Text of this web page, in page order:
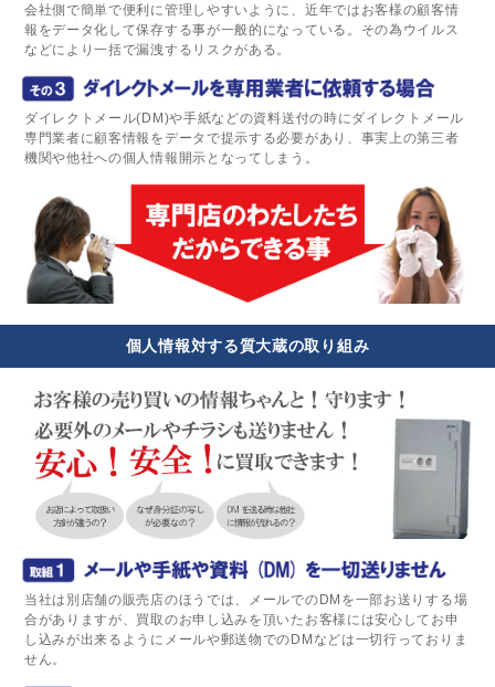
会社側で簡単で便利に管理しやすいように、近年ではお客様の顧客情
報をデータ化して保存する事が一般的になっている。その為ウイルス
などにより一括で漏洩するリスクがある。
ダイレクトメール(DM)や手紙などの資料送付の時にダイレクトメール
専門業者に顧客情報をデータで提示する必要があり、事実上の第三者
機関や他社への個人情報開示となってしまう。
個人情報対する質大蔵の取り組み
当社は別店舗の販売店のほうでは、メールでのDMを一部お送りする場
合がありますが、買取のお申し込みを頂いたお客様には安心してお申
し込みが出来るようにメールや郵送物でのDMなどは一切行っておりま
せん。